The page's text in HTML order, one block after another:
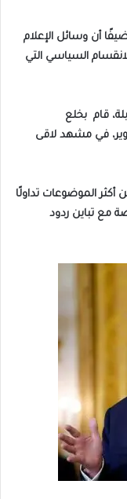
أن وسائل الإعلام
السياسي التي
قام بخلع
في مشهد لاقى
الموضوعات تداولًا
مع تباين ردود